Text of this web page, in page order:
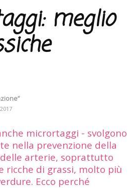
meglio
micrortaggi - svolgono
nella prevenzione della
arterie, soprattutto
ricche di grassi, molto più
Ecco perché